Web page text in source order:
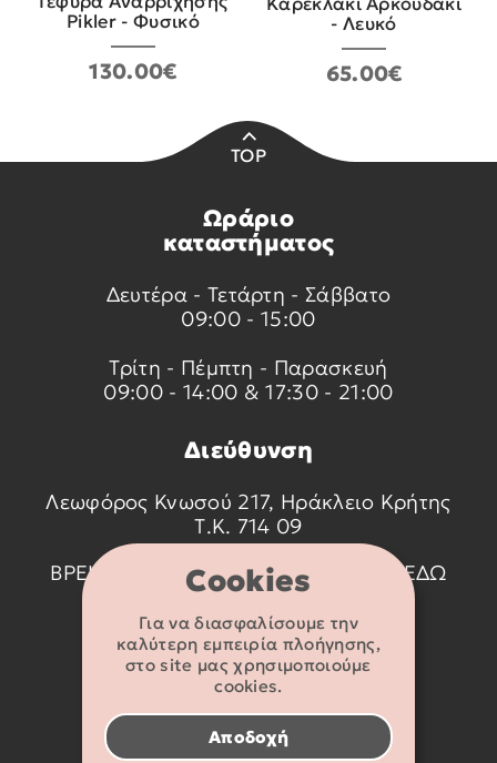
Cookies
Για να διασφαλίσουμε την
καλύτερη εμπειρία πλοήγησης,
στο site μας χρησιμοποιούμε
cookies.
Αποδοχή
Pikler - Φυσικό
130.00€
- Λευκό
65.00€
TOP
Ωράριο
καταστήματος
Δευτέρα - Τετάρτη - Σάββατο
09:00 - 15:00
Τρίτη - Πέμπτη - Παρασκευή
09:00 - 14:00 & 17:30 - 21:00
Διεύθυνση
Λεωφόρος Κνωσού 217, Ηράκλειο Κρήτης
Τ.Κ. 714 09
ΒΡΕΙΤΕ ΜΑΣ ΣΤΟ ΧΑΡΤΗ ΠΑΤΩΝΤΑΣ
ΕΔΩ
Στοιχεία
επικοινωνίας
2810 233095
info@flexikids.gr